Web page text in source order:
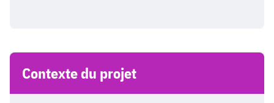
Contexte du projet